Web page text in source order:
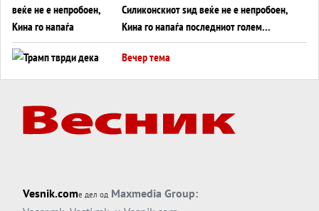
Силиконскиот ѕид веќе не е непробоен,
Кина го напаѓа последниот голем
монопол на Западот?
Вечер тема
Вечер тема
ДЛАБОКО УДОЛУ: Сметководствените
Вечер тема
АТОМСКО ДОМИНО НА БЛИСКИОТ
Vesnik.comе дел од Maxmedia Group: